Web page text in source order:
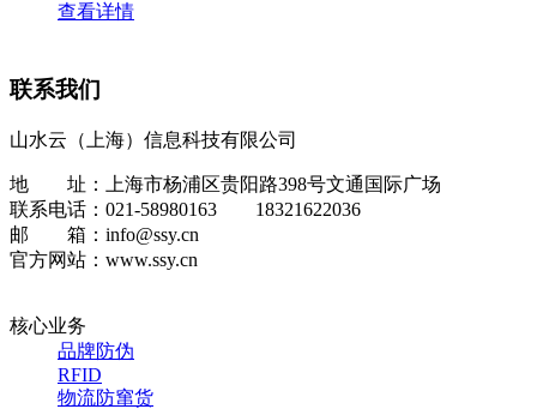
查看详情
联系我们
山水云（上海）信息科技有限公司
地 址：上海市杨浦区贵阳路398号文通国际广场
联系电话：021-58980163 18321622036
邮 箱：info@ssy.cn
官方网站：www.ssy.cn
核心业务
品牌防伪
RFID
物流防窜货